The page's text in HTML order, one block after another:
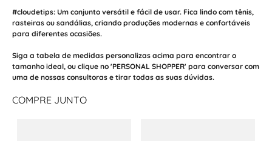
#cloudetips: Um conjunto versátil e fácil de usar. Fica lindo com tênis,
rasteiras ou sandálias, criando produções modernas e confortáveis
para diferentes ocasiões.
Siga a tabela de medidas personalizas acima para encontrar o
tamanho ideal, ou clique no 'PERSONAL SHOPPER' para conversar com
uma de nossas consultoras e tirar todas as suas dúvidas.
COMPRE JUNTO